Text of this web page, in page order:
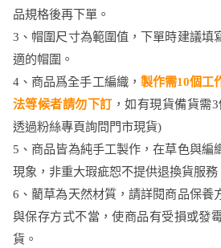
品規格後再下單。
3、帽圍尺寸為範圍值，下單時建議填
適的帽圍。
4、商品爲全手工編織， 製作需10個工
法等候者請勿下訂，如有現貨備貨需
透過粉絲專頁詢問門市現貨)
5、商品皆為純手工製作，在草色與編
現象，非重大瑕疵恕不提供退換貨服務
6、藺草為天然材質，請詳閱商品保養
與保存方式不當，使商品有受損或發
貨。